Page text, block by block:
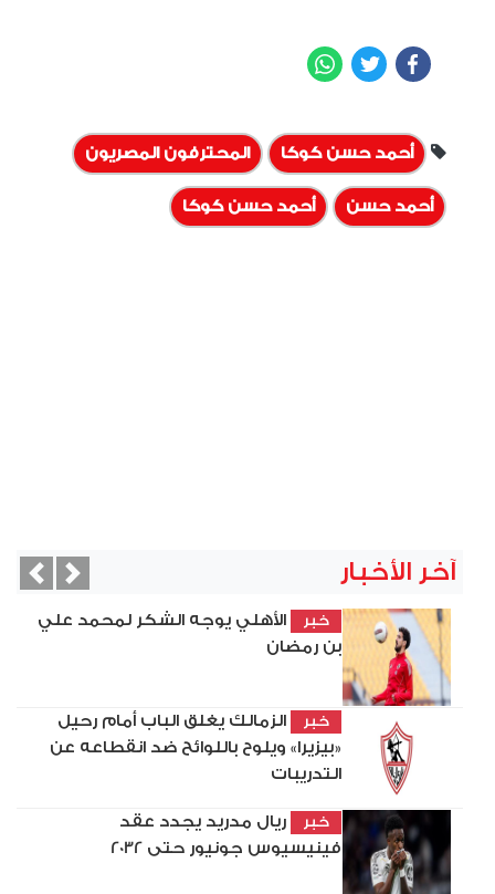
Facebook
Twitter
أحمد حسن كوكا المحترفون المصريون
أحمد حسن أحمد حسن كوكا
آخر الأخبار
خبر
الأهلي يوجه الشكر لمحمد علي
بن رمضان
خبر
الزمالك يغلق الباب أمام رحيل
«بيزيرا» ويلوح باللوائح ضد انقطاعه عن
التدريبات
خبر
ريال مدريد يجدد عقد
فينيسيوس جونيور حتى 2032
Next